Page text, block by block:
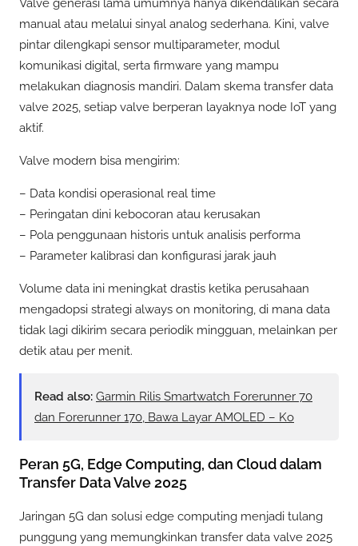
Valve generasi lama umumnya hanya dikendalikan secara
manual atau melalui sinyal analog sederhana. Kini, valve
pintar dilengkapi sensor multiparameter, modul
komunikasi digital, serta firmware yang mampu
melakukan diagnosis mandiri. Dalam skema transfer data
valve 2025, setiap valve berperan layaknya node IoT yang
aktif.
Valve modern bisa mengirim:
– Data kondisi operasional real time
– Peringatan dini kebocoran atau kerusakan
– Pola penggunaan historis untuk analisis performa
– Parameter kalibrasi dan konfigurasi jarak jauh
Volume data ini meningkat drastis ketika perusahaan
mengadopsi strategi always on monitoring, di mana data
tidak lagi dikirim secara periodik mingguan, melainkan per
detik atau per menit.
Read also: Garmin Rilis Smartwatch Forerunner 70
dan Forerunner 170, Bawa Layar AMOLED – Ko
Peran 5G, Edge Computing, dan Cloud dalam
Transfer Data Valve 2025
Jaringan 5G dan solusi edge computing menjadi tulang
punggung yang memungkinkan transfer data valve 2025